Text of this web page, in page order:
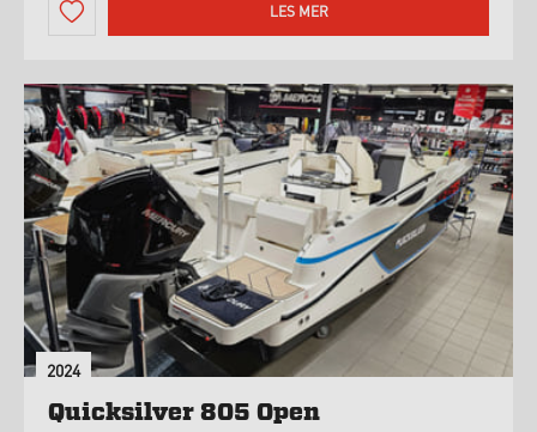
LES MER
2024
Quicksilver 805 Open